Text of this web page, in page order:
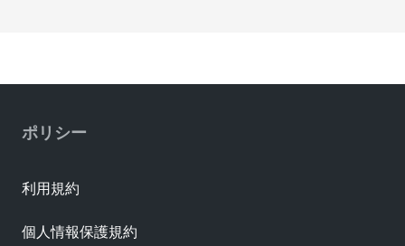
ポリシー
利用規約
個人情報保護規約